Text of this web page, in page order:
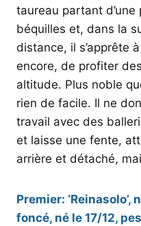
taureau partant
béquilles et, dans la
distance, il s’apprête
encore, de profiter
altitude. Plus noble
rien de facile. Il ne
travail avec des
et laisse une fente,
arrière et détaché,
Premier:
foncé, né le 17/12,